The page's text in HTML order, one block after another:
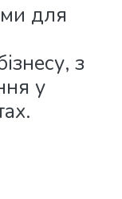
для
з
у